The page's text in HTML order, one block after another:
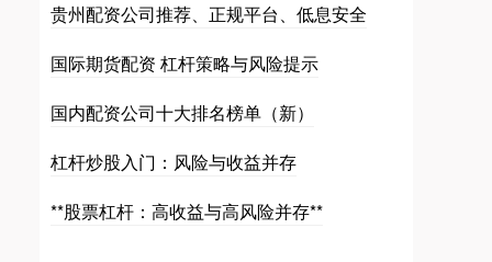
贵州配资公司推荐、正规平台、低息安全
国际期货配资 杠杆策略与风险提示
国内配资公司十大排名榜单（新）
杠杆炒股入门：风险与收益并存
**股票杠杆：高收益与高风险并存**